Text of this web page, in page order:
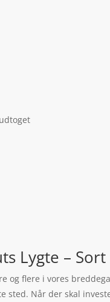
Lygte –
og flere i vores
Når der skal